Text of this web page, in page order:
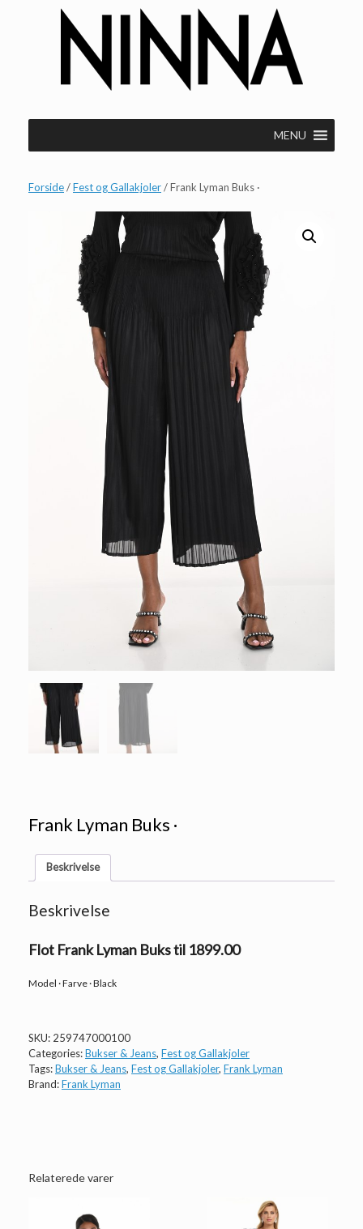
MENU
Forside/Fest og Gallakjoler/ Frank Lyman Buks ·
Frank Lyman Buks ·
Beskrivelse
Beskrivelse
Flot Frank Lyman Buks til 1899.00
Model · Farve · Black
SKU: 259747000100
Categories:Bukser & Jeans, Fest og Gallakjoler
Tags:Bukser & Jeans, Fest og Gallakjoler, Frank Lyman
Brand:Frank Lyman
Relaterede varer